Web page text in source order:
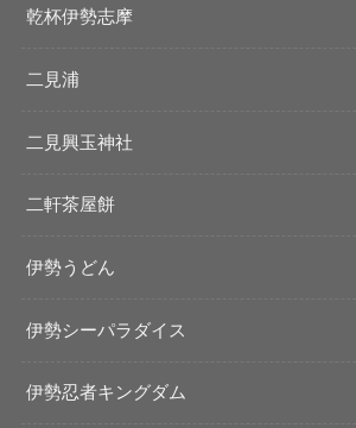
乾杯伊勢志摩
二見浦
二見興玉神社
二軒茶屋餅
伊勢うどん
伊勢シーパラダイス
伊勢忍者キングダム